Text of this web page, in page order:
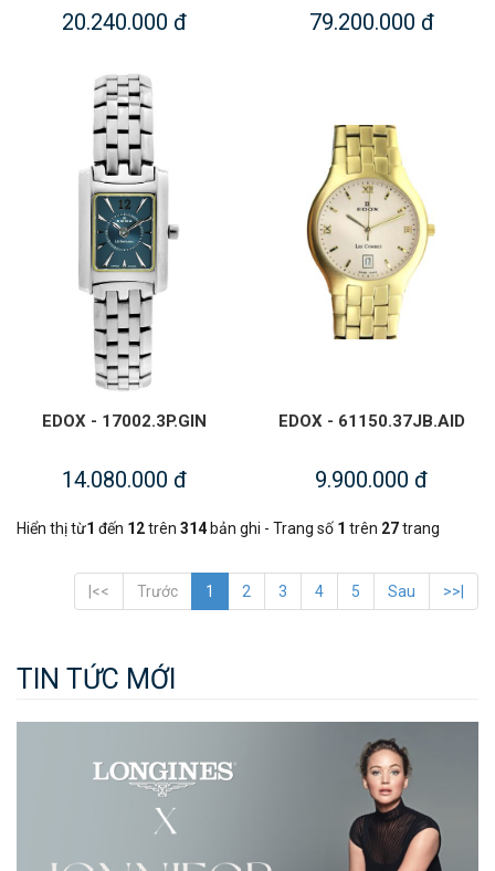
20.240.000 đ 79.200.000 đ
EDOX - 17002.3P.GIN
14.080.000 đ
EDOX - 61150.37JB.AID
9.900.000 đ
Hiển thị từ1 đến 12trên 314 bản ghi - Trang số 1 trên 27trang
|<< Trước 1 2 3 4 5 Sau >>|
TIN TỨC MỚI